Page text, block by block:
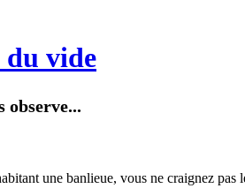
du vide
observe...
une banlieue, vous ne craignez